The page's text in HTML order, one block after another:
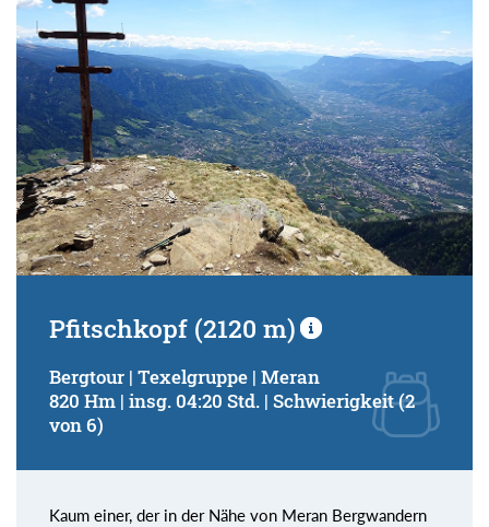
Kondition (Tourdauer):
von
bis
Suchbegriff:
Pfitschkopf (2120 m)
Bergtour | Texelgruppe | Meran
820 Hm | insg. 04:20 Std. | Schwierigkeit (2
von 6)
Kaum einer, der in der Nähe von Meran Bergwandern